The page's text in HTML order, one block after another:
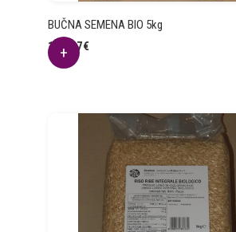
BUČNA SEMENA BIO 5kg
100.37€